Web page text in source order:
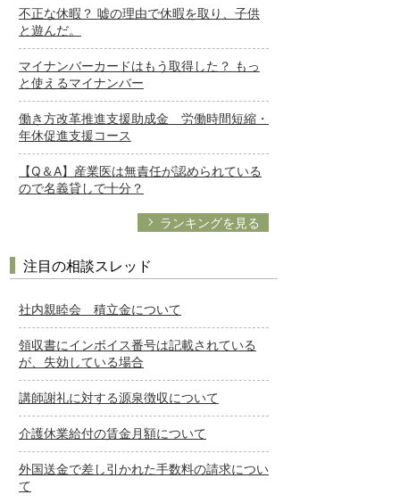
不正な休暇？ 嘘の理由で休暇を取り、子供
と遊んだ。
マイナンバーカードはもう取得した？ もっ
と使えるマイナンバー
働き方改革推進支援助成金 労働時間短縮・
年休促進支援コース
【Q＆A】産業医は無責任が認められている
ので名義貸しで十分？
ランキングを見る
注目の相談スレッド
社内親睦会 積立金について
領収書にインボイス番号は記載されている
が、失効している場合
講師謝礼に対する源泉徴収について
介護休業給付の賃金月額について
外国送金で差し引かれた手数料の請求につい
て